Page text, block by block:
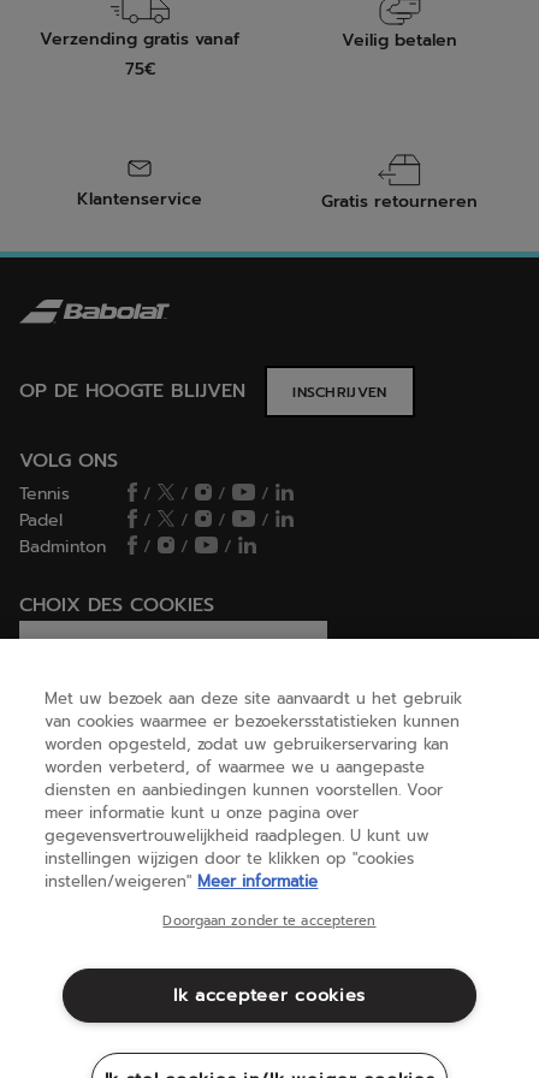
Verzending gratis vanaf
75€
Veilig betalen
Klantenservice Gratis retourneren
OP DE HOOGTE BLIJVEN INSCHRIJVEN
VOLG ONS
Tennis / / /
/
Padel
/ / /
/
Badminton
/ / /
CHOIX DES COOKIES
Ik stel cookies in/Ik weiger cookies
HELP
OVER ONS
(nederlands)
Juridische informatie
Cookies
Met uw bezoek aan deze site aanvaardt u het gebruik
van cookies waarmee er bezoekersstatistieken kunnen
worden opgesteld, zodat uw gebruikerservaring kan
worden verbeterd, of waarmee we u aangepaste
diensten en aanbiedingen kunnen voorstellen. Voor
meer informatie kunt u onze pagina over
gegevensvertrouwelijkheid raadplegen. U kunt uw
instellingen wijzigen door te klikken op "cookies
instellen/weigeren" Meer informatie
Doorgaan zonder te accepteren
Ik accepteer cookies